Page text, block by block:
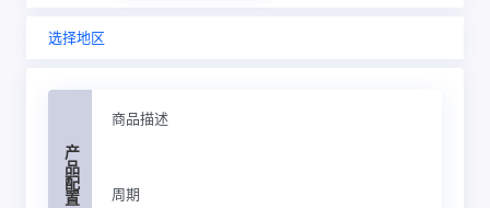
选择地区
产品配置
商品描述
周期